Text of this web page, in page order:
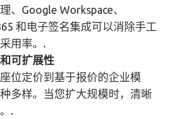
、Google Workspace、
和电子签名集成可以消除手工
用率。.
可扩展性
位定价到基于报价的企业模
多样。当您扩大规模时，清晰
.